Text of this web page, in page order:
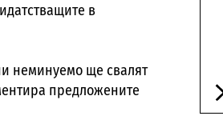
в
неминуемо ще свалят
предложените